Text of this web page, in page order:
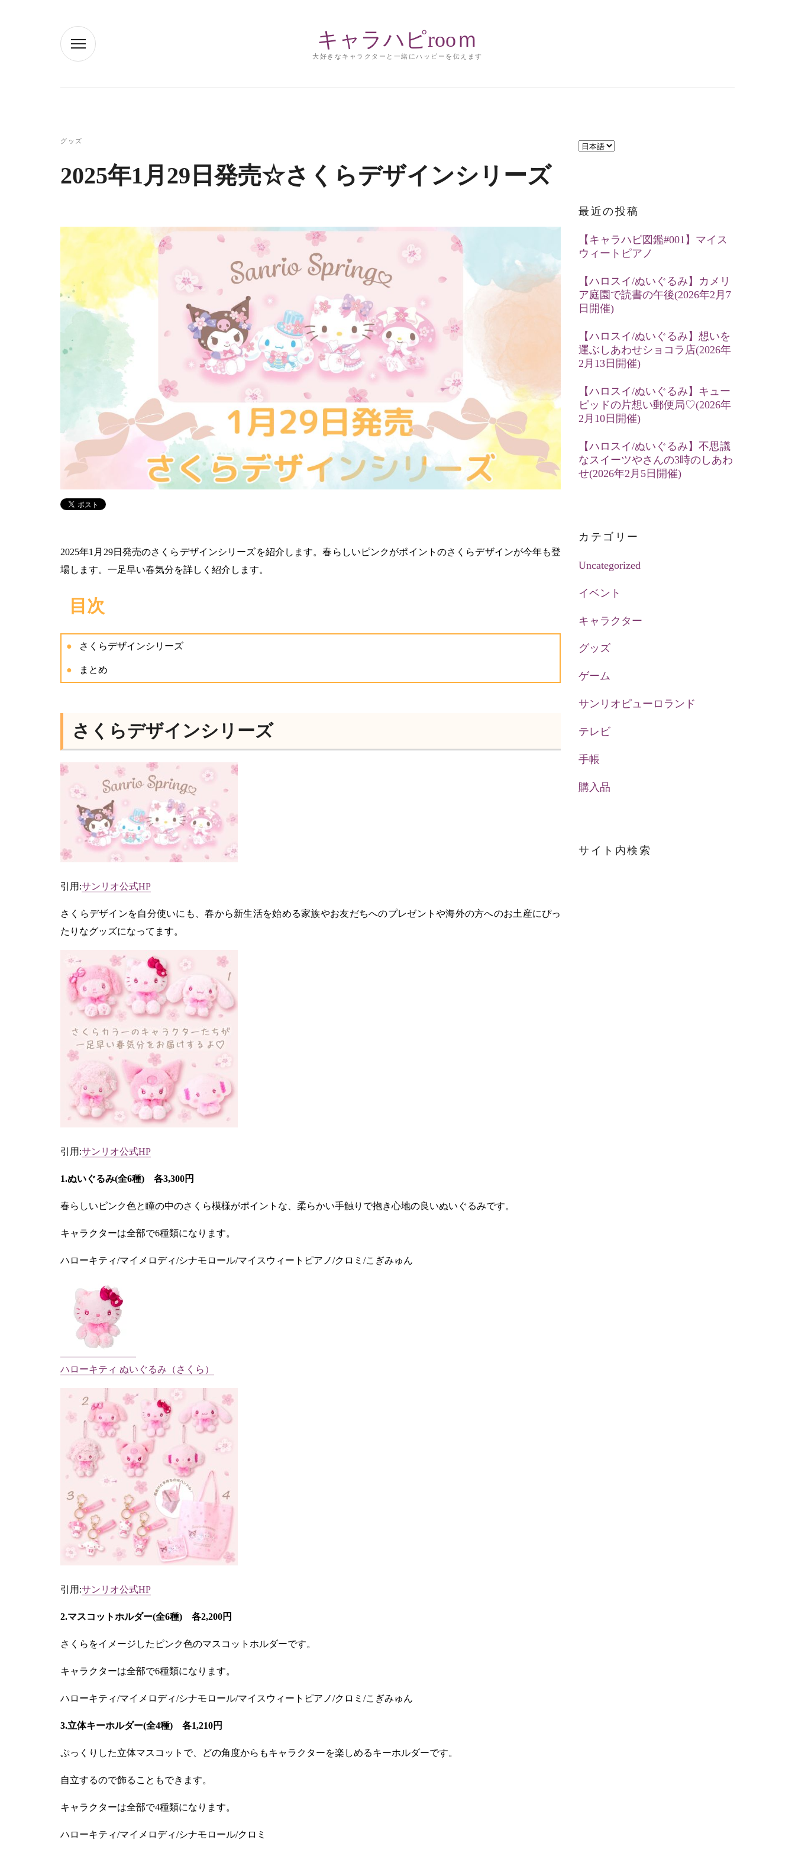
キャラハピrooｍ
大好きなキャラクターと一緒にハッピーを伝えます
グッズ
2025年1月29日発売☆さくらデザインシリーズ
2025年1月29日発売のさくらデザインシリーズを紹介します。春らしいピンクがポイントのさくらデザインが今年も登
場します。一足早い春気分を詳しく紹介します。
目次
さくらデザインシリーズ
まとめ
さくらデザインシリーズ
引用:サンリオ公式HP
さくらデザインを自分使いにも、春から新生活を始める家族やお友だちへのプレゼントや海外の方へのお土産にぴっ
たりなグッズになってます。
引用:サンリオ公式HP
1.ぬいぐるみ(全6種) 各3,300円
春らしいピンク色と瞳の中のさくら模様がポイントな、柔らかい手触りで抱き心地の良いぬいぐるみです。
キャラクターは全部で6種類になります。
ハローキティ/マイメロディ/シナモロール/マイスウィートピアノ/クロミ/こぎみゅん
ハローキティ ぬいぐるみ（さくら）
引用:サンリオ公式HP
2.マスコットホルダー(全6種) 各2,200円
さくらをイメージしたピンク色のマスコットホルダーです。
キャラクターは全部で6種類になります。
ハローキティ/マイメロディ/シナモロール/マイスウィートピアノ/クロミ/こぎみゅん
3.立体キーホルダー(全4種) 各1,210円
ぷっくりした立体マスコットで、どの角度からもキャラクターを楽しめるキーホルダーです。
自立するので飾ることもできます。
キャラクターは全部で4種類になります。
ハローキティ/マイメロディ/シナモロール/クロミ
言
択
最近の投稿
【キャラハピ図鑑#001】マイス
ウィートピアノ
【ハロスイ/ぬいぐるみ】カメリ
ア庭園で読書の午後(2026年2月7
日開催)
【ハロスイ/ぬいぐるみ】想いを
運ぶしあわせショコラ店(2026年
2月13日開催)
【ハロスイ/ぬいぐるみ】キュー
ピッドの片想い郵便局♡(2026年
2月10日開催)
【ハロスイ/ぬいぐるみ】不思議
なスイーツやさんの3時のしあわ
せ(2026年2月5日開催)
カテゴリー
Uncategorized
イベント
キャラクター
グッズ
ゲーム
サンリオピューロランド
テレビ
手帳
購入品
サイト内検索